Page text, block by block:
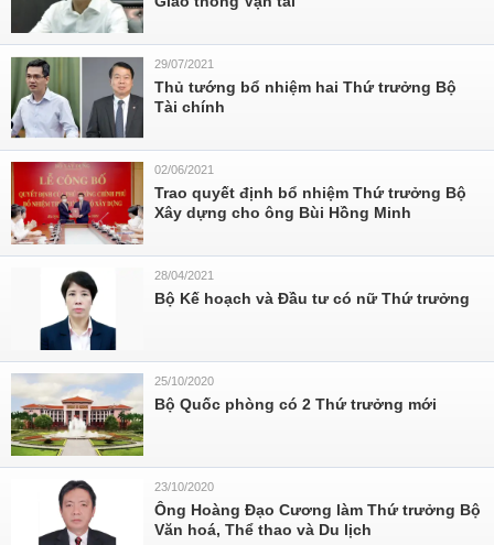
29/07/2021
Thủ tướng bổ nhiệm hai Thứ trưởng Bộ
Tài chính
02/06/2021
Trao quyết định bổ nhiệm Thứ trưởng Bộ
Xây dựng cho ông Bùi Hồng Minh
28/04/2021
Bộ Kế hoạch và Đầu tư có nữ Thứ trưởng
25/10/2020
Bộ Quốc phòng có 2 Thứ trưởng mới
23/10/2020
Ông Hoàng Đạo Cương làm Thứ trưởng Bộ
Văn hoá, Thể thao và Du lịch